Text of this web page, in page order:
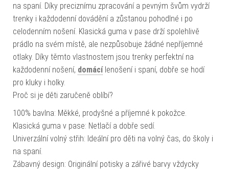
na spaní. Díky preciznímu zpracování a pevným švům vydrží
trenky i každodenní dovádění a zůstanou pohodlné i po
celodenním nošení. Klasická guma v pase drží spolehlivě
prádlo na svém místě, ale nezpůsobuje žádné nepříjemné
otlaky. Díky těmto vlastnostem jsou trenky perfektní na
každodenní nošení, domácílenošení i spaní, dobře se hodí
pro kluky i holky.
Proč si je děti zaručeně oblíbí?
100% bavlna: Měkké, prodyšné a příjemné k pokožce.
Klasická guma v pase: Netlačí a dobře sedí.
Univerzální volný střih: Ideální pro děti na volný čas, do školy i
na spaní.
Zábavný design: Originální potisky a zářivé barvy vždycky